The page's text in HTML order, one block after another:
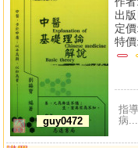
guy0472
出
定價:
特價:
指
病...